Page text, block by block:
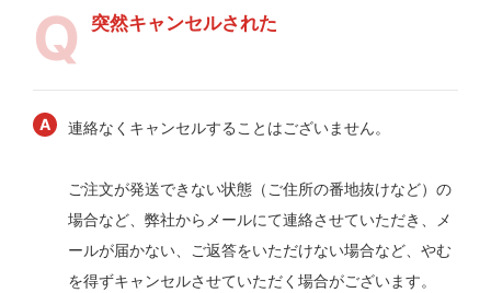
突然キャンセルされた
連絡なくキャンセルすることはございません。
ご注文が発送できない状態（ご住所の番地抜けなど）の
場合など、弊社からメールにて連絡させていただき、メ
ールが届かない、ご返答をいただけない場合など、やむ
を得ずキャンセルさせていただく場合がございます。